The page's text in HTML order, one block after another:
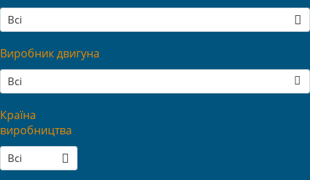
Всі
Виробник двигуна
Всі
Країна
виробництва
Всі